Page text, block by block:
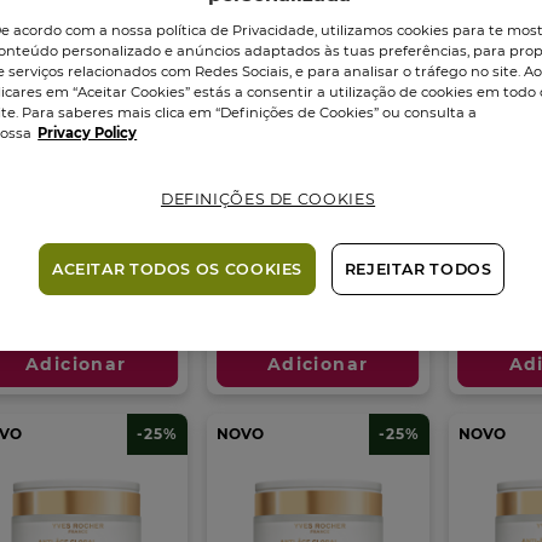
ml
5.0 (1)
Adicionar
Concentrado
Bifásico
Frasco 30 ml
5.0 (1)
5
estrelas.
1
Adicionar
Boião 75
4.8 (917)
4.8
estrelas.
917
-25% NOVO -25% NOVO
acordo com a nossa política de Privacidade, utilizamos cookies para te
personalizado e anúncios adaptados às tuas preferências, para
serviços relacionados com Redes Sociais, e para analisar o tráfego no site. Ao
em “Aceitar Cookies” estás a consentir a utilização de cookies em todo
Para saberes mais clica em “Definições de Cookies” ou consulta a
Privacy Policy
DEFINIÇÕES DE COOKIES
REJEITAR TODOS
ACEITAR TODOS OS COOKIES